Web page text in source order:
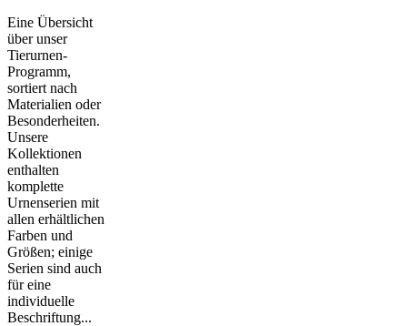
Eine Übersicht
über unser
Tierurnen-
Programm,
sortiert nach
Materialien oder
Besonderheiten.
Unsere
Kollektionen
enthalten
komplette
Urnenserien mit
allen erhältlichen
Farben und
Größen; einige
Serien sind auch
für eine
individuelle
Beschriftung...